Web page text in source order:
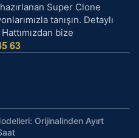
Super Clone
tanışın. Detaylı
bize
63
Orijinalinden Ayırt